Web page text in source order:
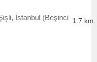
İstanbul (Beşinci 1.7 km.